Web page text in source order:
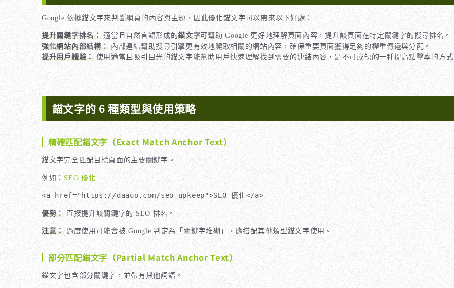
Google 依據錨文字來判斷網頁的內容與主題，因此優化錨文字可以帶來以下好處：
提升關鍵字排名：適當且自然言語形成的錨文字可幫助 Google 更好地理解頁面內容，提升該頁面在特定關鍵字的搜尋排名。
強化網站內部結構： 內部連結幫助搜尋引擎更有效地爬取相關的網站內容，確保重要頁面獲得足夠的權重傳遞與分配。
提升用戶體驗：使用適當且吸引目光的錨文字能幫助用戶快速理解找到需要的連結內容，是不可或缺的一種提高點擊率的方
錨文字的 6 種類型與使用策略
精確匹配錨文字（Exact Match Anchor Text）
錨文字完全匹配目標頁面的主要關鍵字。
例如： SEO 優化
<a href="https://daauo.com/seo-upkeep">SEO 優化</a>
優勢： 直接提升該關鍵字的 SEO 排名。
注意： 過度使用可能會被 Google 判定為「關鍵字堆砌」，應搭配其他類型錨文字使用。
部分匹配錨文字（Partial Match Anchor Text）
錨文字包含部分關鍵字，並帶有其他詞語。